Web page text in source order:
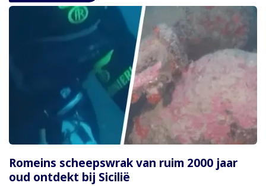
Romeins scheepswrak van ruim 2000 jaar
oud ontdekt bij Sicilië